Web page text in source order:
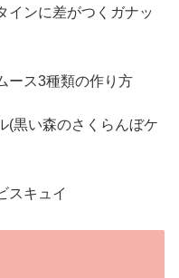
インに差がつくガナッ
ース3種類の作り方
(黒い森のさくらんぼケ
スキュイ